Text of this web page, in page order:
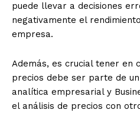
puede llevar a decisiones
negativamente el
empresa.
Además, es crucial tener en
precios debe ser parte de
analítica empresarial y
el análisis de precios con